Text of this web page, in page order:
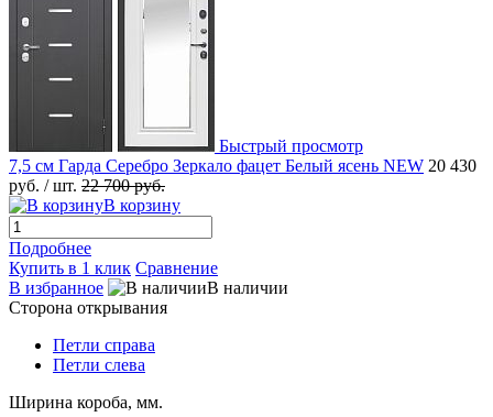
Быстрый просмотр
7,5 см Гарда Серебро Зеркало фацет Белый ясень NEW 20 430
руб. / шт. 22 700 руб.
В корзину
Подробнее
Купить в 1 клик Сравнение
В избранное
В наличии
Сторона открывания
Петли справа
Петли слева
Ширина короба, мм.